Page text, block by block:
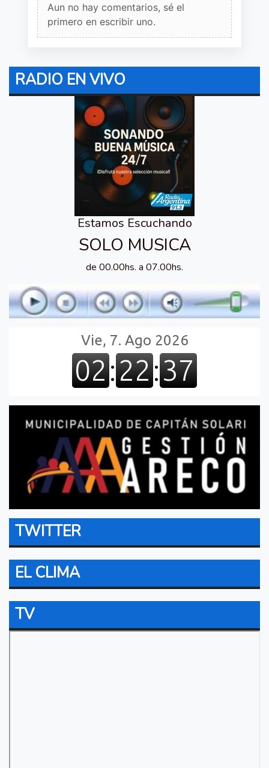
Aun no hay comentarios, sé el
primero en escribir uno.
RADIO EN VIVO
Estamos Escuchando
SOLO MUSICA
de 00.00hs. a 07.00hs.
TWITTER
EL CLIMA
TV